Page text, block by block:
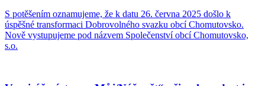
S potěšením oznamujeme, že k datu 26. června 2025 došlo k
úspěšné transformaci Dobrovolného svazku obcí Chomutovsko.
Nově vystupujeme pod názvem Společenství obcí Chomutovsko,
s.o.